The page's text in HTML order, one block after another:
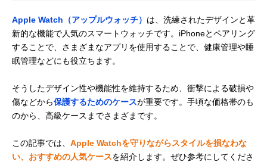
Apple Watch（アップルウォッチ） は、洗練されたデザインと革
新的な機能で人気のスマートウォッチです。iPhoneとペアリング
することで、さまざまなアプリを使用することで、健康管理や睡
眠管理などにも役立ちます。
そうしたデザイン性や機能性を維持するため、衝撃による破損や
傷などから保護するためのケースが重要です。手頃な価格帯のも
のから、高級ケースまでさまざまです。
この記事では、 Apple Watchを守りながらスタイルを損なわな
い、おすすめの人気ケースを紹介します。ぜひ参考にしてくださ